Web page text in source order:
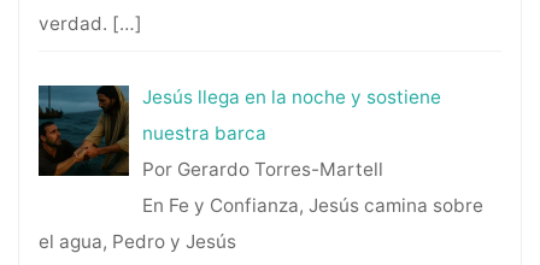
verdad. […]
Jesús llega en la noche y sostiene
nuestra barca
Por Gerardo Torres-Martell
En Fe y Confianza, Jesús camina sobre
el agua, Pedro y Jesús